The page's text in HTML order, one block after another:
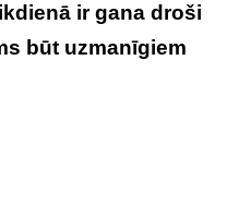
ir gana droši
būt uzmanīgiem